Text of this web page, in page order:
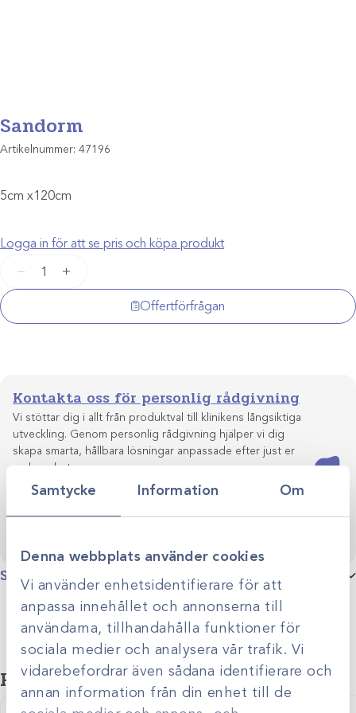
Samtycke Information Om
Denna webbplats använder cookies
Vi använder enhetsidentifierare för att
anpassa innehållet och annonserna till
användarna, tillhandahålla funktioner för
sociala medier och analysera vår trafik. Vi
vidarebefordrar även sådana identifierare och
annan information från din enhet till de
Sandorm
Artikelnummer: 47196
5cm x120cm
Logga in för att se pris och köpa produkt
Sandorm
+
Offertförfrågan
Specifikationer
Produktgrupp
Kontakta oss för personlig rådgivning
Vi stöttar dig i allt från produktval till klinikens långsiktiga
utveckling. Genom personlig rådgivning hjälper vi dig
skapa smarta, hållbara lösningar anpassade efter just er
verksamhet.
Relaterade produkter